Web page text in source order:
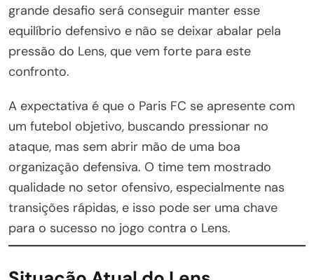
grande desafio será conseguir manter esse
equilíbrio defensivo e não se deixar abalar pela
pressão do Lens, que vem forte para este
confronto.
A expectativa é que o Paris FC se apresente com
um futebol objetivo, buscando pressionar no
ataque, mas sem abrir mão de uma boa
organização defensiva. O time tem mostrado
qualidade no setor ofensivo, especialmente nas
transições rápidas, e isso pode ser uma chave
para o sucesso no jogo contra o Lens.